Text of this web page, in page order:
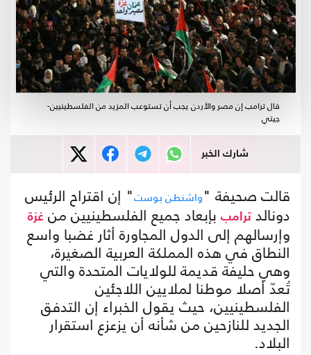
قال ترامب إن مصر والأردن يجب أن تستوعب المزيد من الفلسطينيين-
جيتي
شارك الخبر
قالت صحيفة "واشنطن بوست" إن اقتراح الرئيس
دونالد ترامب بإبعاد جميع الفلسطينيين من غزة
وإرسالهم إلى الدول المجاورة أثار غضبا واسع
النطاق في هذه المملكة العربية الصغيرة،
وهي حليفة قديمة للولايات المتحدة والتي
تُعدّ أصلا موطنا لملايين اللاجئين
الفلسطينيين، حيث يقول الخبراء إن التدفق
الجديد للنازحين من شأنه أن يزعزع استقرار
البلاد.